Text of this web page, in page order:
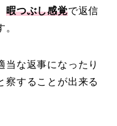
暇つぶし感覚で返信
当な返事になったり
察することが出来る